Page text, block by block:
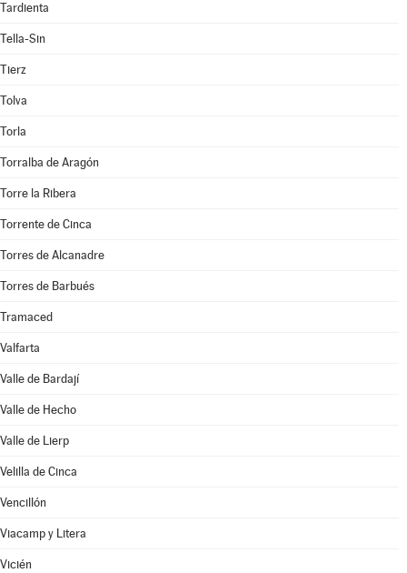
Tardienta
Tella-Sin
Tierz
Tolva
Torla
Torralba de Aragón
Torre la Ribera
Torrente de Cinca
Torres de Alcanadre
Torres de Barbués
Tramaced
Valfarta
Valle de Bardají
Valle de Hecho
Valle de Lierp
Velilla de Cinca
Vencillón
Viacamp y Litera
Vicién